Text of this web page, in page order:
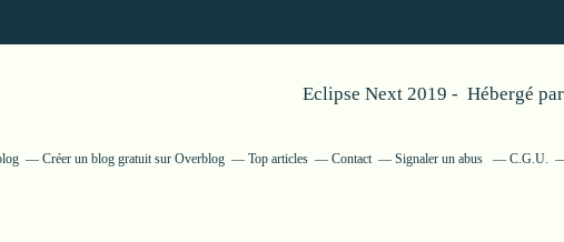
Eclipse Next 2019 - Hébergé par
Créer un blog gratuit sur Overblog Top articles Contact Signaler un abus C.G.U.